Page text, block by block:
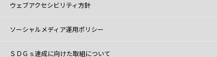
ウェブアクセシビリティ方針
ソーシャルメディア運用ポリシー
ＳＤＧｓ達成に向けた取組について